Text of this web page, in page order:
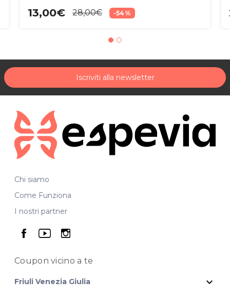
13,00€ 28,00€ -54%
Iscriviti alla newsletter
Chi siamo
Come Funziona
I nostri partner
seguici su facebook
seguici su youtube
seguici su instagram
Coupon vicinoa te
Friuli Venezia Giulia expand_more